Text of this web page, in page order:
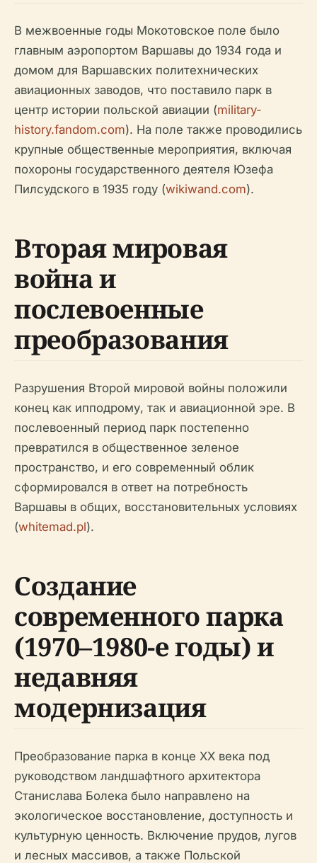
В межвоенные годы Мокотовское поле было
главным аэропортом Варшавы до 1934 года и
домом для Варшавских политехнических
авиационных заводов, что поставило парк в
центр истории польской авиации (military-
history.fandom.com). На поле также проводились
крупные общественные мероприятия, включая
похороны государственного деятеля Юзефа
Пилсудского в 1935 году (wikiwand.com).
Вторая мировая
война и
послевоенные
преобразования
Разрушения Второй мировой войны положили
конец как ипподрому, так и авиационной эре. В
послевоенный период парк постепенно
превратился в общественное зеленое
пространство, и его современный облик
сформировался в ответ на потребность
Варшавы в общих, восстановительных условиях
(whitemad.pl).
Создание
современного парка
(1970–1980-е годы) и
недавняя
модернизация
Преобразование парка в конце XX века под
руководством ландшафтного архитектора
Станислава Болека было направлено на
экологическое восстановление, доступность и
культурную ценность. Включение прудов, лугов
и лесных массивов, а также Польской